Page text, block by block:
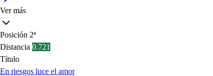
Ver más
Posición 2ª
Distancia 0.721
Título
En riesgos luce el amor